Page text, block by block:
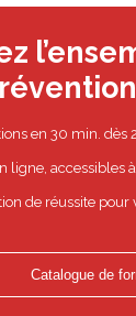
en 30 min. dès
ligne, accessibles
de réussite pour
Catalogue de